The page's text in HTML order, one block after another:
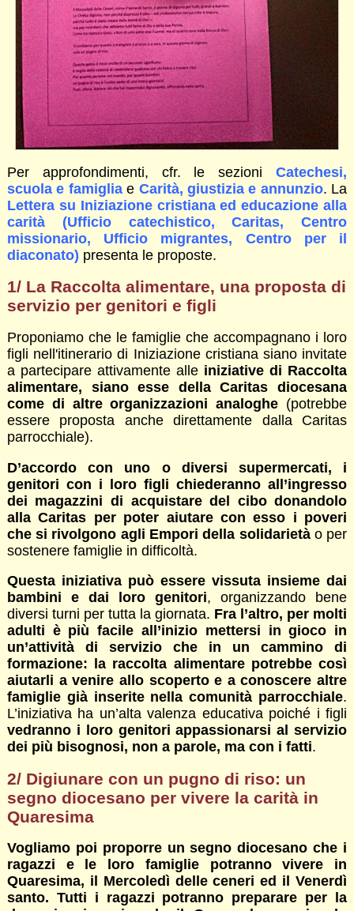
Per approfondimenti, cfr. le sezioniCatechesi,
scuola e famigliae Carità, giustizia e annunzio. La
Lettera su Iniziazione cristiana ed educazione alla
carità (Ufficio catechistico, Caritas, Centro
missionario, Ufficio migrantes, Centro per il
diaconato) presenta le proposte.
1/ La Raccolta alimentare, una proposta di
servizio per genitori e figli
Proponiamo che le famiglie che accompagnano i loro
figli nell'itinerario di Iniziazione cristiana siano invitate
a partecipare attivamente alle iniziative di Raccolta
alimentare, siano esse della Caritas diocesana
come di altre organizzazioni analoghe (potrebbe
essere proposta anche direttamente dalla Caritas
parrocchiale).
D’accordo con uno o diversi supermercati, i
genitori con i loro figli chiederanno all’ingresso
dei magazzini di acquistare del cibo donandolo
alla Caritas per poter aiutare con esso i poveri
che si rivolgono agli Empori della solidarietào per
sostenere famiglie in difficoltà.
Questa iniziativa può essere vissuta insieme dai
bambini e dai loro genitori, organizzando bene
diversi turni per tutta la giornata. Fra l’altro, per molti
adulti è più facile all’inizio mettersi in gioco in
un’attività di servizio che in un cammino di
formazione: la raccolta alimentare potrebbe così
aiutarli a venire allo scoperto e a conoscere altre
famiglie già inserite nella comunità parrocchiale.
L’iniziativa ha un’alta valenza educativa poiché i figli
vedranno i loro genitori appassionarsi al servizio
dei più bisognosi, non a parole, ma con i fatti.
2/ Digiunare con un pugno di riso: un
segno diocesano per vivere la carità in
Quaresima
Vogliamo poi proporre un segno diocesano che i
ragazzi e le loro famiglie potranno vivere in
Quaresima, il Mercoledì delle ceneri ed il Venerdì
santo. Tutti i ragazzi potranno preparare per la